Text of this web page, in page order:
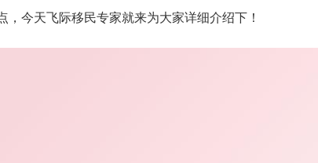
今天飞际移民专家就来为大家详细介绍下！